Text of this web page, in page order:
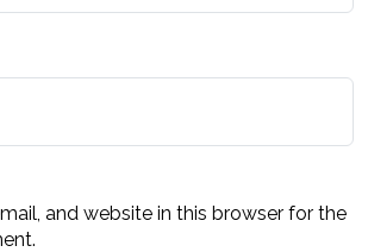
and website in this browser for the